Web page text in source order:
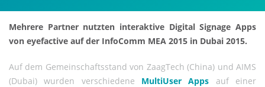
Mehrere Partner nutzten interaktive Digital Signage Apps
von eyefactive auf der InfoComm MEA 2015 in Dubai 2015.
Auf dem Gemeinschaftsstand von ZaagTech (China) und AIMS
(Dubai) wurden verschiedene MultiUser Apps auf einer